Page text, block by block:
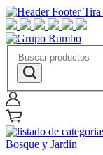
Bosque y Jardín